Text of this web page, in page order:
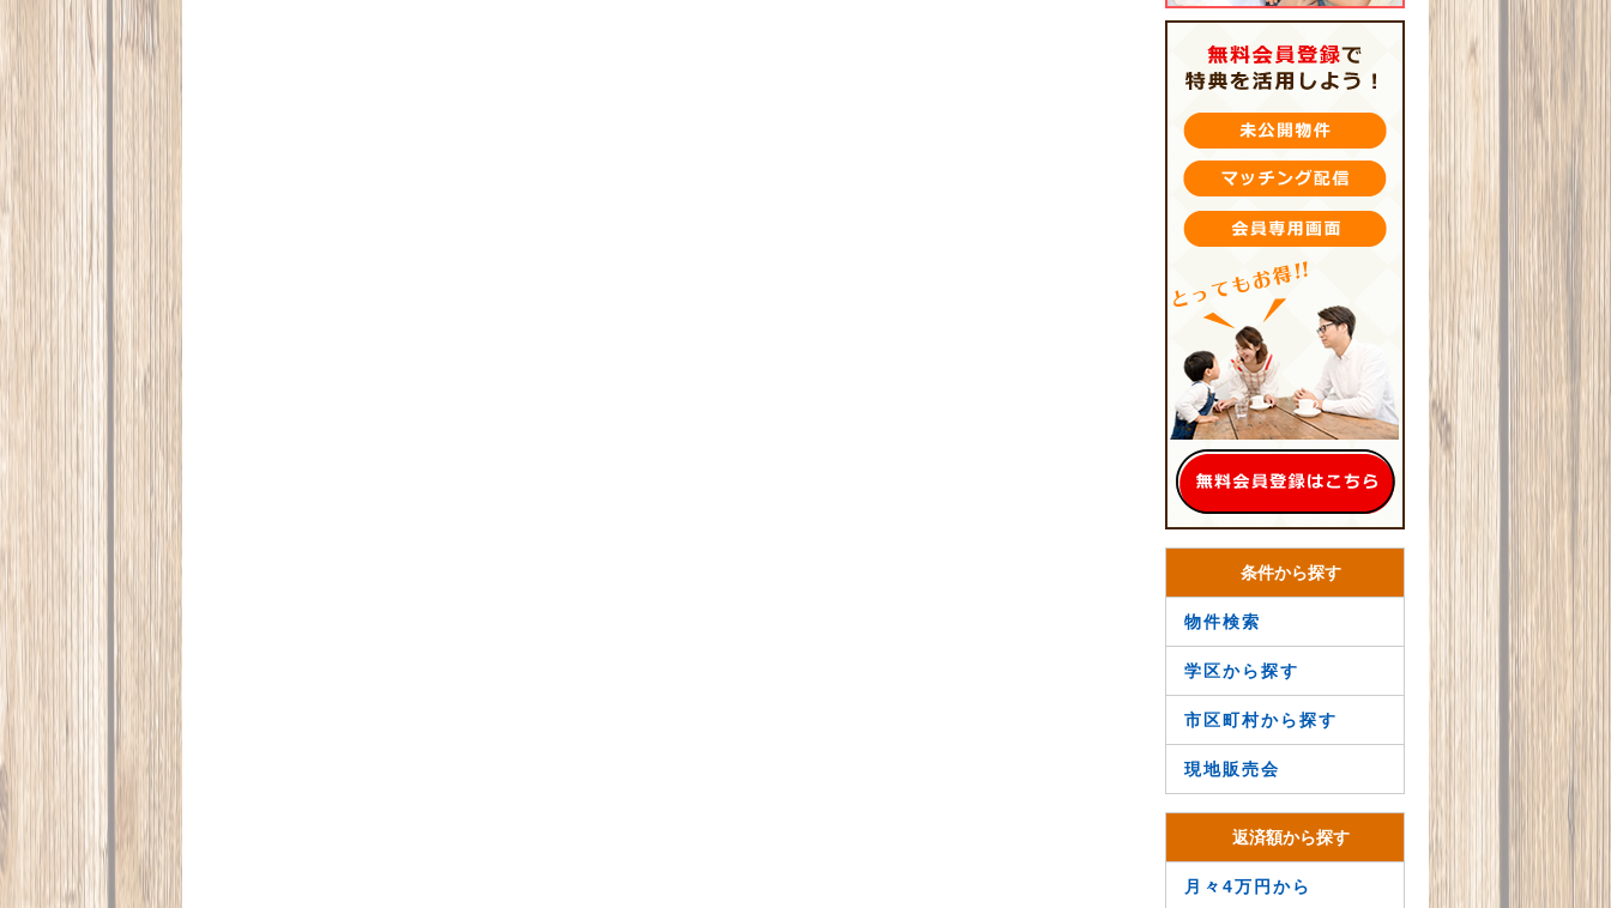
条件から探す
物件検索
学区から探す
市区町村から探す
現地販売会
返済額から探す
月々4万円から